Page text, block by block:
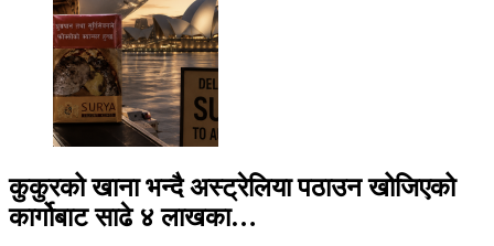
कुकुरको खाना भन्दै अस्ट्रेलिया पठाउन खोजिएको
कार्गोबाट साढे ४ लाखका…